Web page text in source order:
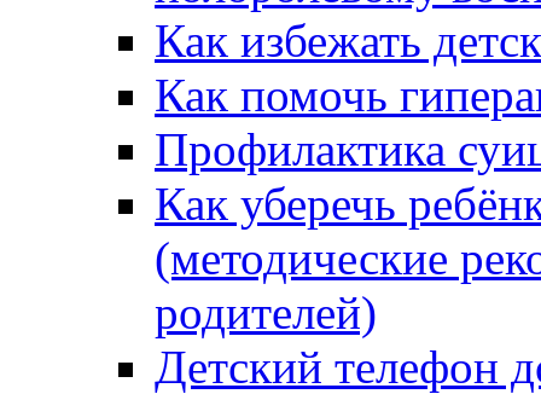
Как избежать
Как помочь
Профилактика
Как уберечь
(методические
родителей)
Детский телефон